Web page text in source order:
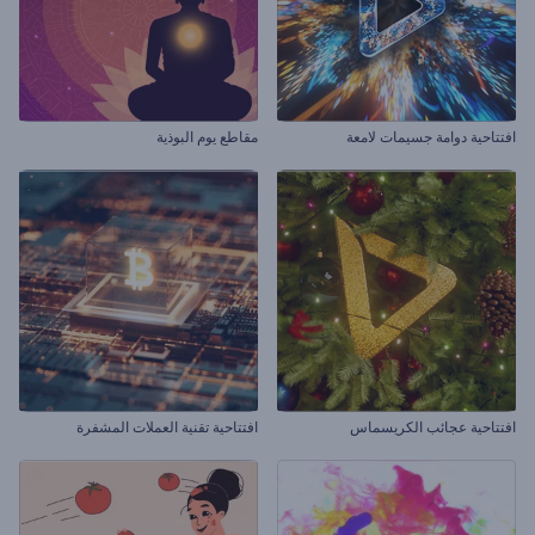
افتتاحية دوامة جسيمات لامعة مقاطع يوم البوذية
افتتاحية عجائب الكريسماس افتتاحية تقنية العملات المشفرة